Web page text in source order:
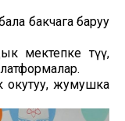
бакчага баруу
мектепке өтүү,
окутуу, жумушка